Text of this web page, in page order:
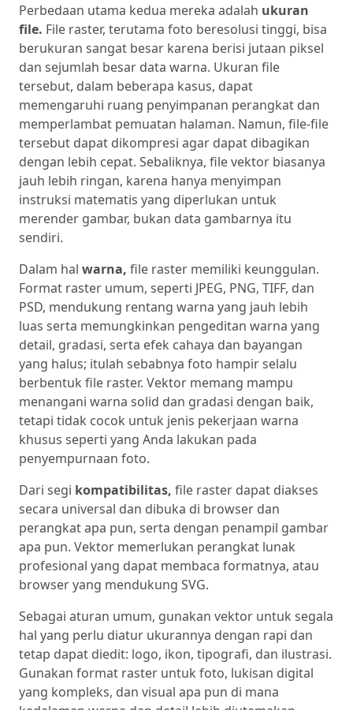
Perbedaan utama kedua mereka adalah ukuran
file. File raster, terutama foto beresolusi tinggi, bisa
berukuran sangat besar karena berisi jutaan piksel
dan sejumlah besar data warna. Ukuran file
tersebut, dalam beberapa kasus, dapat
memengaruhi ruang penyimpanan perangkat dan
memperlambat pemuatan halaman. Namun, file-file
tersebut dapat dikompresi agar dapat dibagikan
dengan lebih cepat. Sebaliknya, file vektor biasanya
jauh lebih ringan, karena hanya menyimpan
instruksi matematis yang diperlukan untuk
merender gambar, bukan data gambarnya itu
sendiri.
Dalam hal warna, file raster memiliki keunggulan.
Format raster umum, seperti JPEG, PNG, TIFF, dan
PSD, mendukung rentang warna yang jauh lebih
luas serta memungkinkan pengeditan warna yang
detail, gradasi, serta efek cahaya dan bayangan
yang halus; itulah sebabnya foto hampir selalu
berbentuk file raster. Vektor memang mampu
menangani warna solid dan gradasi dengan baik,
tetapi tidak cocok untuk jenis pekerjaan warna
khusus seperti yang Anda lakukan pada
penyempurnaan foto.
Dari segi kompatibilitas, file raster dapat diakses
secara universal dan dibuka di browser dan
perangkat apa pun, serta dengan penampil gambar
apa pun. Vektor memerlukan perangkat lunak
profesional yang dapat membaca formatnya, atau
browser yang mendukung SVG.
Sebagai aturan umum, gunakan vektor untuk segala
hal yang perlu diatur ukurannya dengan rapi dan
tetap dapat diedit: logo, ikon, tipografi, dan ilustrasi.
Gunakan format raster untuk foto, lukisan digital
yang kompleks, dan visual apa pun di mana